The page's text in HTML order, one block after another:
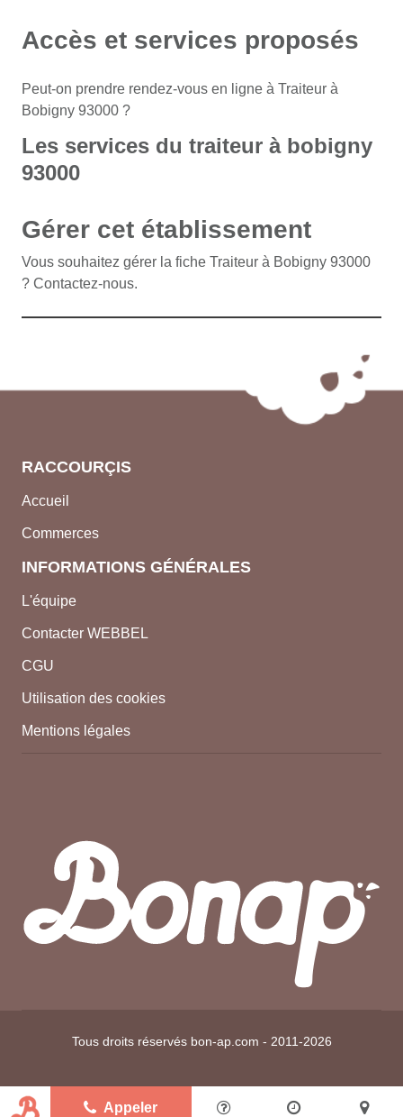
Appeler
Accès et services proposés
Peut-on prendre rendez-vous en ligne à Traiteur à
Bobigny 93000 ?
Les services du traiteur à bobigny
93000
Gérer cet établissement
Vous souhaitez gérer la fiche Traiteur à Bobigny 93000
? Contactez-nous.
RACCOURÇIS
Accueil
Commerces
INFORMATIONS GÉNÉRALES
L'équipe
Contacter WEBBEL
CGU
Utilisation des cookies
Mentions légales
Tous droits réservés bon-ap.com - 2011-2026